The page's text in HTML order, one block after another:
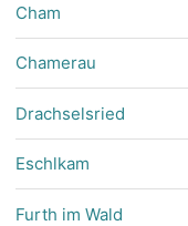
Cham
Chamerau
Drachselsried
Eschlkam
Furth im Wald